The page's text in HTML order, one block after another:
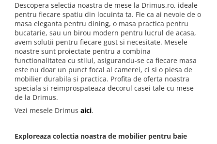
Descopera selectia noastra de mese la Drimus.ro, ideale
pentru fiecare spatiu din locuinta ta. Fie ca ai nevoie de o
masa eleganta pentru dining, o masa practica pentru
bucatarie, sau un birou modern pentru lucrul de acasa,
avem solutii pentru fiecare gust si necesitate. Mesele
noastre sunt proiectate pentru a combina
functionalitatea cu stilul, asigurandu-se ca fiecare masa
este nu doar un punct focal al camerei, ci si o piesa de
mobilier durabila si practica. Profita de oferta noastra
speciala si reimprospateaza decorul casei tale cu mese
de la Drimus.
Vezi mesele Drimus aici.
Exploreaza colectia noastra de mobilier pentru baie